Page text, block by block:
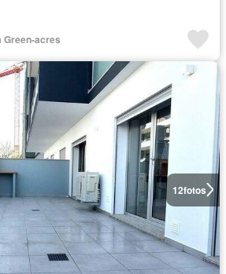
Green-acres
12fotos